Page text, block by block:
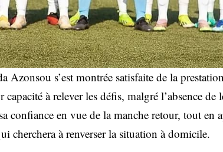
Azonsou s’est montrée satisfaite de la
à relever les défis, malgré l’absence de
confiance en vue de la manche retour, tout en
cherchera à renverser la situation à domicile.